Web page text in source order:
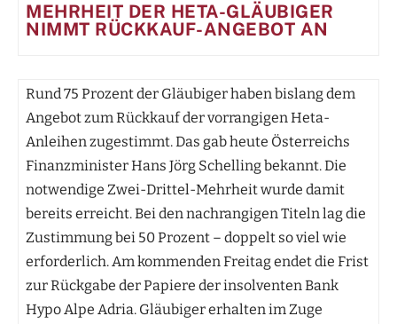
MEHRHEIT DER HETA-GLÄUBIGER
NIMMT RÜCKKAUF-ANGEBOT AN
Rund 75 Prozent der Gläubiger haben bislang dem
Angebot zum Rückkauf der vorrangigen Heta-
Anleihen zugestimmt. Das gab heute Österreichs
Finanzminister Hans Jörg Schelling bekannt. Die
notwendige Zwei-Drittel-Mehrheit wurde damit
bereits erreicht. Bei den nachrangigen Titeln lag die
Zustimmung bei 50 Prozent – doppelt so viel wie
erforderlich. Am kommenden Freitag endet die Frist
zur Rückgabe der Papiere der insolventen Bank
Hypo Alpe Adria. Gläubiger erhalten im Zuge